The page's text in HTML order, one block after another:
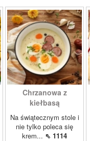
Chrzanowa z
kiełbasą
Na świątecznym stole i
nie tylko poleca się
krem... ⇖ 1114